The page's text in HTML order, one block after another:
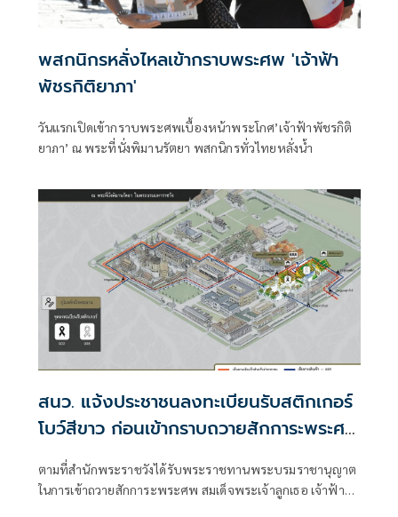
พสกนิกรหลั่งไหลเข้ากราบพระศพ 'เจ้าฟ้า
พัชรกิติยาภา'
วันแรกเปิดเข้ากราบพระศพเบื้องหน้าพระโกศ’เจ้าฟ้าพัชรกิติ
ยาภา’ ณ พระที่นั่งพิมานรัตยา พสกนิกรทั่วไทยหลั่งน้ำ
สนว. แจ้งประชาชนลงทะเบียนรับสติกเกอร์
โบว์สีขาว ก่อนเข้ากราบถวายสักการะพระศพ
'เจ้าฟ้าพัชรกิติยาภา'
ตามที่สำนักพระราชวังได้รับพระราชทานพระบรมราชานุญาต
ในการเข้าถวายสักการะพระศพ สมเด็จพระเจ้าลูกเธอ เจ้าฟ้า